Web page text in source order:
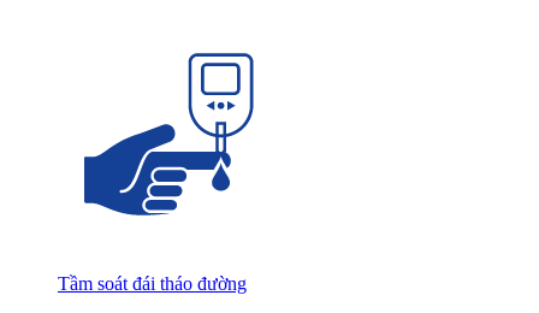
Tầm soát đái tháo đường